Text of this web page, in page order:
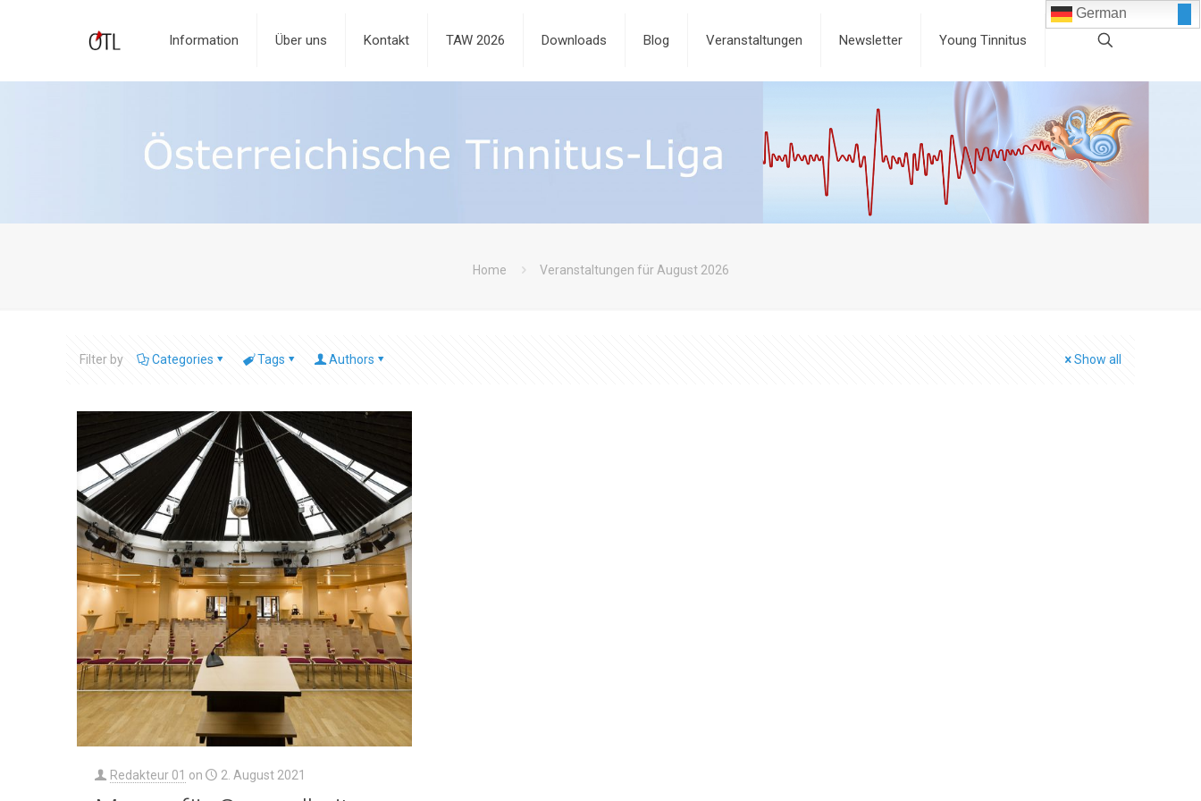
Information Über uns Kontakt TAW 2026 Downloads Blog Veranstaltungen Newsletter Young Tinnitus
German
Home Veranstaltungen für August 2026
Filter by Categories Tags Authors Show all
Redakteur 01 on 2. August 2021